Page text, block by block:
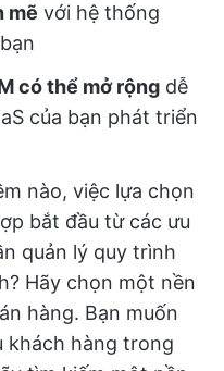
mẽ với hệ thống
có thể mở rộng dễ
của bạn phát triển
nào, việc lựa chọn
bắt đầu từ các ưu
quản lý quy trình
Hãy chọn một nền
hàng. Bạn muốn
khách hàng trong